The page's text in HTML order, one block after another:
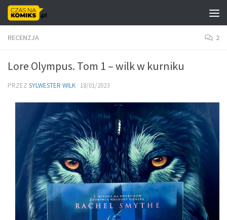
Skip to content
RECENZJA 2
Lore Olympus. Tom 1 – wilk w kurniku
PRZEZ SYLWESTER WILK · 18/01/2023